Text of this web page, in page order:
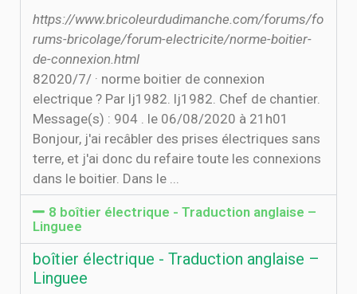
https://www.bricoleurdudimanche.com/forums/fo
rums-bricolage/forum-electricite/norme-boitier-
de-connexion.html
8‏‏/7‏‏/2020 · norme boitier de connexion
electrique ? Par lj1982. lj1982. Chef de chantier.
Message(s) : 904 . le 06/08/2020 à 21h01
Bonjour, j'ai recâbler des prises électriques sans
terre, et j'ai donc du refaire toute les connexions
dans le boitier. Dans le ...
8 boîtier électrique - Traduction anglaise –
Linguee
boîtier électrique - Traduction anglaise –
Linguee